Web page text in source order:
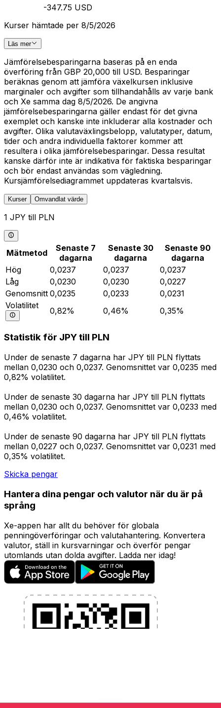
-347.75 USD
Kurser hämtade per 8/5/2026
Läs mer
Jämförelsebesparingarna baseras på en enda
överföring från GBP 20,000 till USD. Besparingar
beräknas genom att jämföra växelkursen inklusive
marginaler och avgifter som tillhandahålls av varje bank
och Xe samma dag 8/5/2026. De angivna
jämförelsebesparingarna gäller endast för det givna
exemplet och kanske inte inkluderar alla kostnader och
avgifter. Olika valutaväxlingsbelopp, valutatyper, datum,
tider och andra individuella faktorer kommer att
resultera i olika jämförelsebesparingar. Dessa resultat
kanske därför inte är indikativa för faktiska besparingar
och bör endast användas som vägledning.
Kursjämförelsediagrammet uppdateras kvartalsvis.
Kurser Omvandlat värde
1 JPY till PLN
Mätmetod
Senaste 7
dagarna
Senaste 30
dagarna
Senaste 90
dagarna
Hög
0,0237 0,0237
0,0237
Låg
0,0230 0,0230
0,0227
Genomsnitt 0,0235 0,0233
0,0231
Volatilitet
0,82% 0,46% 0,35%
Statistik för JPY till PLN
Under de senaste 7 dagarna har JPY till PLN flyttats
mellan 0,0230 och 0,0237. Genomsnittet var 0,0235 med
0,82% volatilitet.
Under de senaste 30 dagarna har JPY till PLN flyttats
mellan 0,0230 och 0,0237. Genomsnittet var 0,0233 med
0,46% volatilitet.
Under de senaste 90 dagarna har JPY till PLN flyttats
mellan 0,0227 och 0,0237. Genomsnittet var 0,0231 med
0,35% volatilitet.
Skicka pengar
Hantera dina pengar och valutor när du är på
språng
Xe-appen har allt du behöver för globala
penningöverföringar och valutahantering. Konvertera
valutor, ställ in kursvarningar och överför pengar
utomlands utan dolda avgifter. Ladda ner idag!